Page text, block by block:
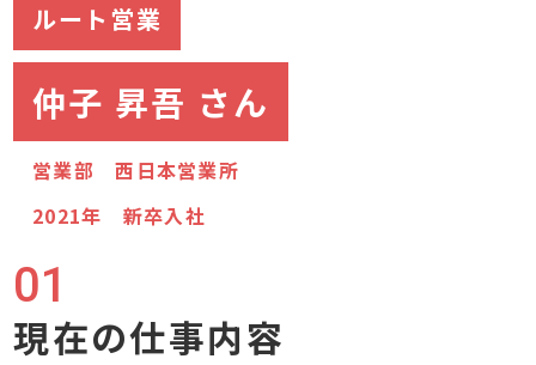
ルート営業
仲子 昇吾 さん
営業部 西日本営業所
2021年 新卒入社
01
現在の仕事内容